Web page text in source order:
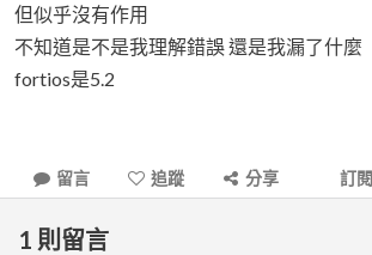
但似乎沒有作用
不知道是不是我理解錯誤 還是我漏了什麼
fortios是5.2
留言 追蹤 分享 訂閱
1 則留言